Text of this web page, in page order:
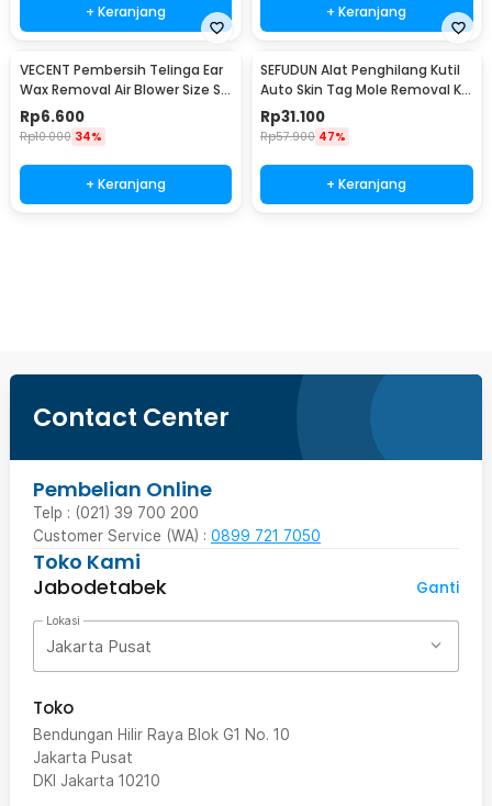
+ Keranjang + Keranjang
VECENT Pembersih Telinga Ear
Wax Removal Air Blower Size S -
V843
Rp6.600
Rp10.000 34%
+ Keranjang
SEFUDUN Alat Penghilang Kutil
Auto Skin Tag Mole Removal Kit
- LGV41
Rp31.100
Rp57.900 47%
+ Keranjang
Contact Center
Pembelian Online
Telp : (021) 39 700 200
Customer Service (WA) : 0899 721 7050
Toko Kami
Jabodetabek
Ganti
Lokasi
Jakarta Pusat
Toko
Bendungan Hilir Raya Blok G1 No. 10
Jakarta Pusat
DKI Jakarta 10210